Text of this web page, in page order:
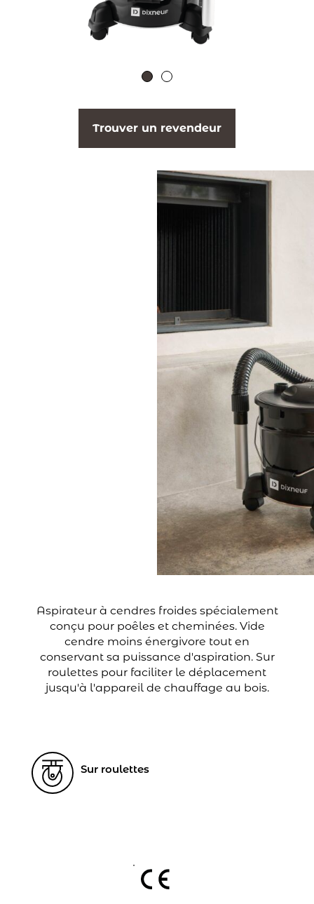
Trouver un revendeur
Aspirateur à cendres froides spécialement
conçu pour poêles et cheminées. Vide
cendre moins énergivore tout en
conservant sa puissance d'aspiration. Sur
roulettes pour faciliter le déplacement
jusqu'à l'appareil de chauffage au bois.
Sur roulettes